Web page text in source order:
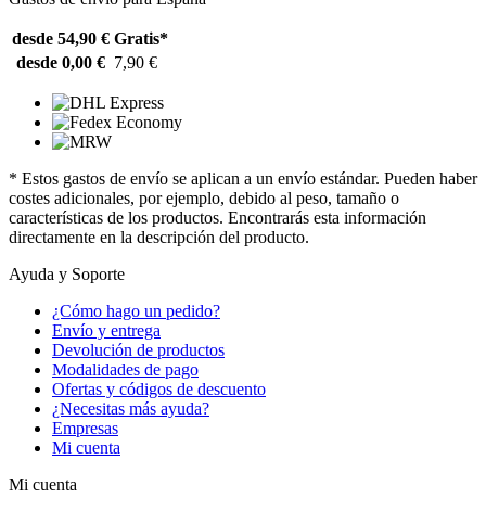
desde 54,90 € Gratis*
desde 0,00 € 7,90 €
* Estos gastos de envío se aplican a un envío estándar. Pueden haber
costes adicionales, por ejemplo, debido al peso, tamaño o
características de los productos. Encontrarás esta información
directamente en la descripción del producto.
Ayuda y Soporte
¿Cómo hago un pedido?
Envío y entrega
Devolución de productos
Modalidades de pago
Ofertas y códigos de descuento
¿Necesitas más ayuda?
Empresas
Mi cuenta
Mi cuenta